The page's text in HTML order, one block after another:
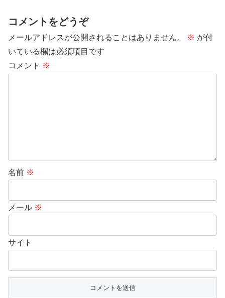
コメントをどうぞ
メールアドレスが公開されることはありません。 ※ が付
いている欄は必須項目です
コメント ※
名前 ※
メール ※
サイト